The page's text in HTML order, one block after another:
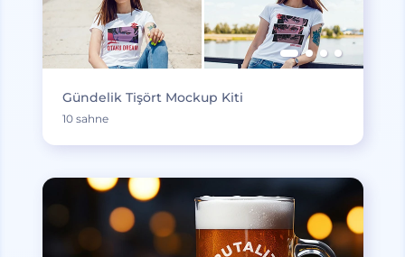
Gündelik Tişört Mockup Kiti
10 sahne